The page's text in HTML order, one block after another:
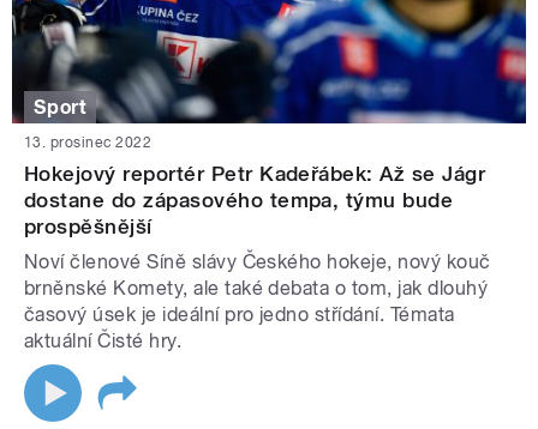
Sport
13. prosinec 2022
Hokejový reportér Petr Kadeřábek: Až se Jágr
dostane do zápasového tempa, týmu bude
prospěšnější
Noví členové Síně slávy Českého hokeje, nový kouč
brněnské Komety, ale také debata o tom, jak dlouhý
časový úsek je ideální pro jedno střídání. Témata
aktuální Čisté hry.